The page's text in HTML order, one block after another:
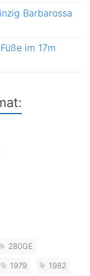
Barbarossa
im 17m
280GE
1979 1982